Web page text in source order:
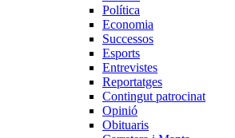
Política
Economia
Successos
Esports
Entrevistes
Reportatges
Contingut patrocinat
Opinió
Obituaris